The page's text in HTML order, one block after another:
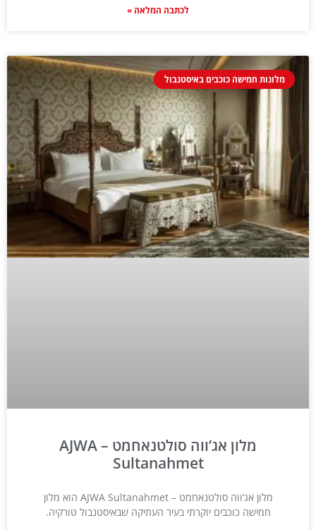
לכתבה המלאה »
מלונות חמישה כוכבים באיסטנבול
מלון אג’ווה סולטנאחמט – AJWA
Sultanahmet
מלון אג’ווה סולטנאחמט – AJWA Sultanahmet הוא מלון
חמישה כוכבים יוקרתי בעיר העתיקה שבאיסטנבול טורקיה.